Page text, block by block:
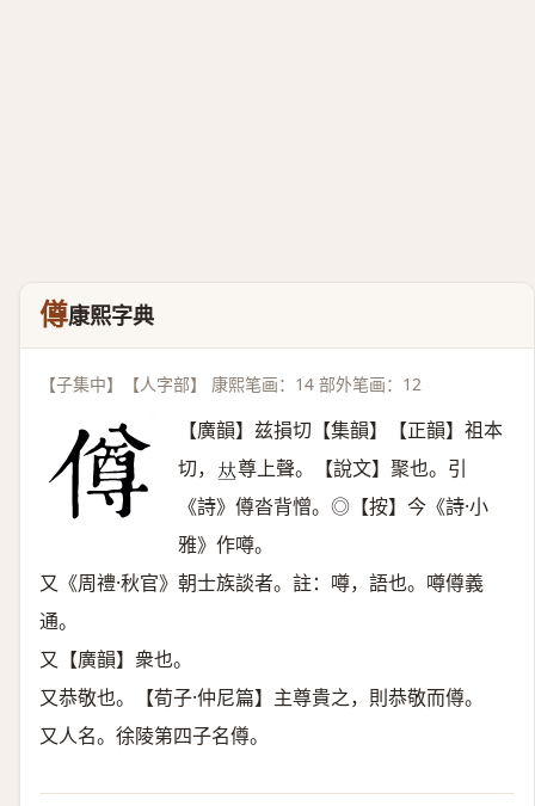
僔康熙字典
【子集中】【人字部】 康熙笔画：14 部外笔画：12
【廣韻】兹損切【集韻】【正韻】祖本
切， 𠀤尊上聲。【說文】聚也。引
《詩》僔沓背憎。◎【按】今《詩·小
雅》作噂。
又《周禮·秋官》朝士族談者。註：噂，語也。噂僔義
通。
又【廣韻】衆也。
又恭敬也。【荀子·仲尼篇】主尊貴之，則恭敬而僔。
又人名。徐陵第四子名僔。